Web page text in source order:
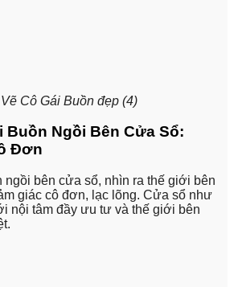
Cô Gái Buồn đẹp (4)
Buồn Ngồi Bên Cửa Sổ:
Đơn
ngồi bên cửa sổ, nhìn ra thế giới bên
giác cô đơn, lạc lõng. Cửa sổ như
nội tâm đầy ưu tư và thế giới bên